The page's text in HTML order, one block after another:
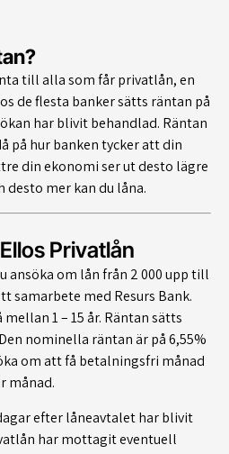
till alla som får privatlån, en
de flesta banker sätts räntan på
har blivit behandlad. Räntan
på hur banken tycker att din
din ekonomi ser ut desto lägre
desto mer kan du låna.
Privatlån
ansöka om lån från 2 000 upp till
samarbete med Resurs Bank.
1 – 15 år. Räntan sätts
nominella räntan är på 6,55%
om att få betalningsfri månad
månad.
efter låneavtalet har blivit
har mottagit eventuell